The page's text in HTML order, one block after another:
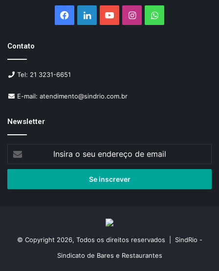
Facebook
LinkedinYouTubeInstagramWhatsApp
Contato
Tel: 21 3231-6651
E-mail: atendimento@sindrio.com.br
Newsletter
seu
de
© Copyright 2026, Todos os direitos reservados | SindRio -
Sindicato de Bares e Restaurantes